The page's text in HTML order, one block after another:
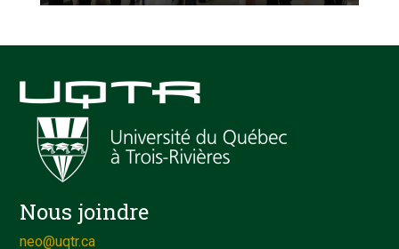
Nous joindre
neo@uqtr.ca